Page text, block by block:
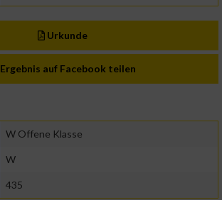
Urkunde
Ergebnis auf Facebook teilen
W Offene Klasse
W
435